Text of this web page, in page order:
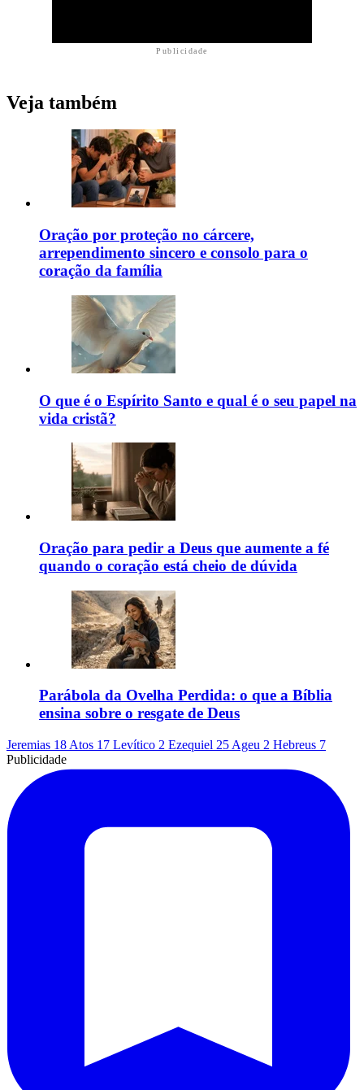
Publicidade
Veja também
Oração por proteção no cárcere,
arrependimento sincero e consolo para o
coração da família
O que é o Espírito Santo e qual é o seu papel na
vida cristã?
Oração para pedir a Deus que aumente a fé
quando o coração está cheio de dúvida
Parábola da Ovelha Perdida: o que a Bíblia
ensina sobre o resgate de Deus
Jeremias 18 Atos 17 Levítico 2 Ezequiel 25 Ageu 2 Hebreus 7
Publicidade